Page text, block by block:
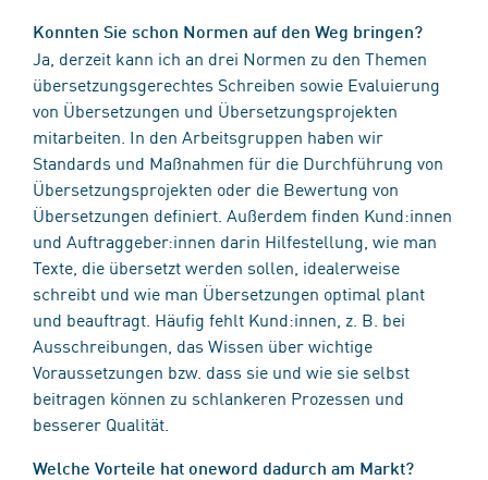
Konnten Sie schon Normen auf den Weg bringen?
Ja, derzeit kann ich an drei Normen zu den Themen
übersetzungsgerechtes Schreiben sowie Evaluierung
von Übersetzungen und Übersetzungsprojekten
mitarbeiten. In den Arbeitsgruppen haben wir
Standards und Maßnahmen für die Durchführung von
Übersetzungsprojekten oder die Bewertung von
Übersetzungen definiert. Außerdem finden Kund:innen
und Auftraggeber:innen darin Hilfestellung, wie man
Texte, die übersetzt werden sollen, idealerweise
schreibt und wie man Übersetzungen optimal plant
und beauftragt. Häufig fehlt Kund:innen, z. B. bei
Ausschreibungen, das Wissen über wichtige
Voraussetzungen bzw. dass sie und wie sie selbst
beitragen können zu schlankeren Prozessen und
besserer Qualität.
Welche Vorteile hat oneword dadurch am Markt?